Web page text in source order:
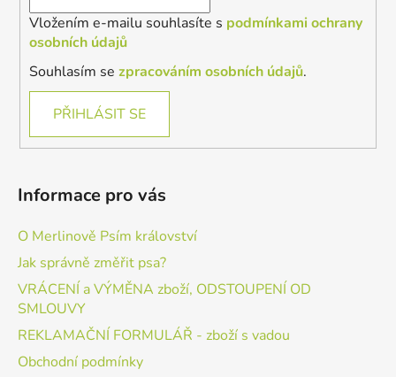
Vložením e-mailu souhlasíte s podmínkami ochrany
osobních údajů
Souhlasím se zpracováním osobních údajů.
PŘIHLÁSIT SE
Informace pro vás
O Merlinově Psím království
Jak správně změřit psa?
VRÁCENÍ a VÝMĚNA zboží, ODSTOUPENÍ OD
SMLOUVY
REKLAMAČNÍ FORMULÁŘ - zboží s vadou
Obchodní podmínky